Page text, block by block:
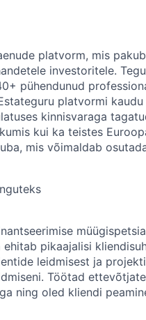
platvorm, mis
investoritele.
pühendunud
platvormi
kinnisvaraga
kui ka teistes
mis võimaldab
pikaajalisi
leidmisest ja
Töötad
ning oled kliendi